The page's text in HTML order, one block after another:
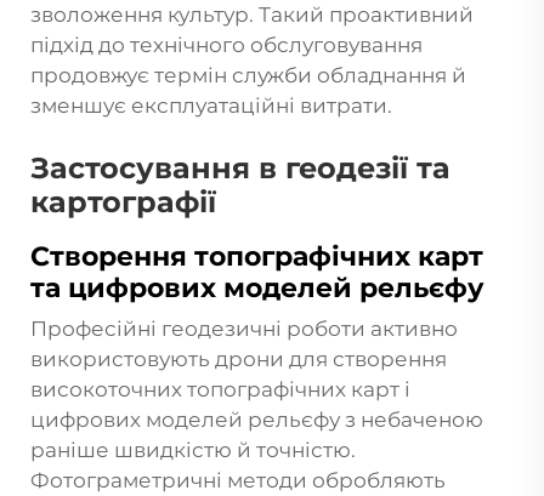
зволоження культур. Такий проактивний
підхід до технічного обслуговування
продовжує термін служби обладнання й
зменшує експлуатаційні витрати.
Застосування в геодезії та
картографії
Створення топографічних карт
та цифрових моделей рельєфу
Професійні геодезичні роботи активно
використовують дрони для створення
високоточних топографічних карт і
цифрових моделей рельєфу з небаченою
раніше швидкістю й точністю.
Фотограметричні методи обробляють